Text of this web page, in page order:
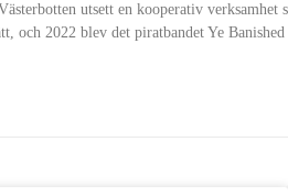
utsett en kooperativ verksamhet
och 2022 blev det piratbandet Ye Banished